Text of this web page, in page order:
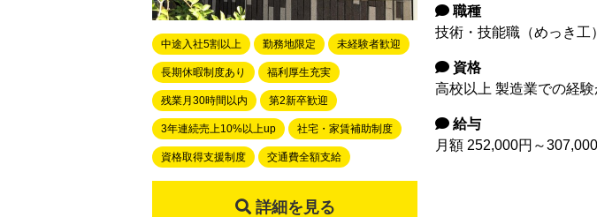
職種
技術・技能職（めっき工）
資格
高校以上 製造業での経
給与
月額 252,000円～
中途入社5割以上 勤務地限定 未経験者歓迎
長期休暇制度あり 福利厚生充実
残業月30時間以内 第2新卒歓迎
3年連続売上10%以上up 社宅・家賃補助制度
資格取得支援制度 交通費全額支給
詳細を見る